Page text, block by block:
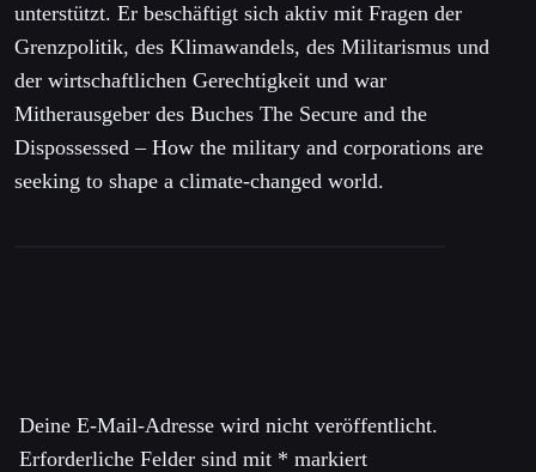
unterstützt. Er beschäftigt sich aktiv mit Fragen der
Grenzpolitik, des Klimawandels, des Militarismus und
der wirtschaftlichen Gerechtigkeit und war
Mitherausgeber des Buches The Secure and the
Dispossessed – How the military and corporations are
seeking to shape a climate-changed world.
Deine E-Mail-Adresse wird nicht veröffentlicht.
Erforderliche Felder sind mit * markiert